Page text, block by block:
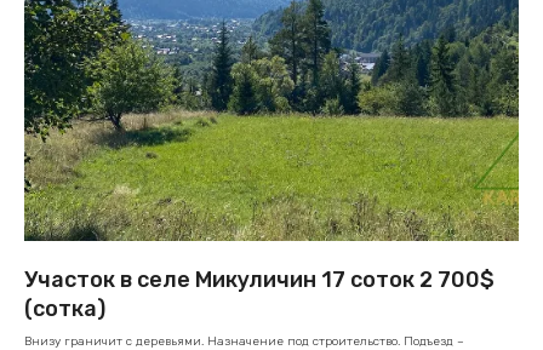
Участок в селе Микуличин 17 соток 2 700$
(сотка)
Внизу граничит с деревьями. Назначение под строительство. Подъезд –